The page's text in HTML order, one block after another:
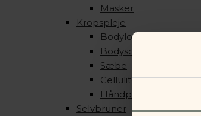
Masker
Kropspleje
Bodylotion
Bodyscrub
Sæbe
Cellulite produkter
Håndpleje
Selvbruner